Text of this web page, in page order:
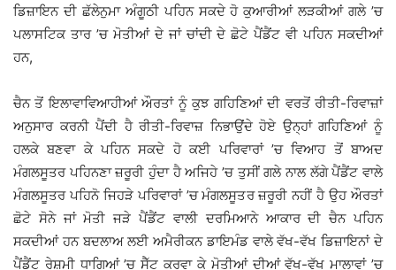
ਡਿਜ਼ਾਇਨ ਦੀ ਛੱਲੇਨੁਮਾ ਅੰਗੂਠੀ ਪਹਿਨ ਸਕਦੇ ਹੋ ਕੁਆਰੀਆਂ ਲੜਕੀਆਂ ਗਲੇ ’ਚ
ਪਲਾਸਟਿਕ ਤਾਰ ’ਚ ਮੋਤੀਆਂ ਦੇ ਜਾਂ ਚਾਂਦੀ ਦੇ ਛੋਟੇ ਪੈਂਡੈਂਟ ਵੀ ਪਹਿਨ ਸਕਦੀਆਂ
ਹਨ,
ਚੈਨ ਤੋਂ ਇਲਾਵਾਵਿਆਹੀਆਂ ਔਰਤਾਂ ਨੂੰ ਕੁਝ ਗਹਿਣਿਆਂ ਦੀ ਵਰਤੋਂ ਰੀਤੀ-ਰਿਵਾਜ਼ਾਂ
ਅਨੁਸਾਰ ਕਰਨੀ ਪੈਂਦੀ ਹੈ ਰੀਤੀ-ਰਿਵਾਜ਼ ਨਿਭਾਉਂਦੇ ਹੋਏ ਉਨ੍ਹਾਂ ਗਹਿਣਿਆਂ ਨੂੰ
ਹਲਕੇ ਬਣਵਾ ਕੇ ਪਹਿਨ ਸਕਦੇ ਹੋ ਕਈ ਪਰਿਵਾਰਾਂ ’ਚ ਵਿਆਹ ਤੋਂ ਬਾਅਦ
ਮੰਗਲਸੂਤਰ ਪਹਿਨਣਾ ਜ਼ਰੂਰੀ ਹੁੰਦਾ ਹੈ ਅਜਿਹੇ ’ਚ ਤੁਸੀਂ ਗਲੇ ਨਾਲ ਲੱਗੇ ਪੈਂਡੈਂਟ ਵਾਲੇ
ਮੰਗਲਸੂਤਰ ਪਹਿਨੋ ਜਿਹੜੇ ਪਰਿਵਾਰਾਂ ’ਚ ਮੰਗਲਸੂਤਰ ਜ਼ਰੂਰੀ ਨਹੀਂ ਹੈ ਉਹ ਔਰਤਾਂ
ਛੋਟੇ ਸੋਨੇ ਜਾਂ ਮੋਤੀ ਜੜੇ ਪੈਂਡੈਂਟ ਵਾਲੀ ਦਰਮਿਆਨੇ ਆਕਾਰ ਦੀ ਚੈਨ ਪਹਿਨ
ਸਕਦੀਆਂ ਹਨ ਬਦਲਾਅ ਲਈ ਅਮੈਰੀਕਨ ਡਾਇਮੰਡ ਵਾਲੇ ਵੱਖ-ਵੱਖ ਡਿਜ਼ਾਇਨਾਂ ਦੇ
ਪੈਂਡੈਂਟ ਰੇਸ਼ਮੀ ਧਾਗਿਆਂ ’ਚ ਸੈੱਟ ਕਰਵਾ ਕੇ ਮੋਤੀਆਂ ਦੀਆਂ ਵੱਖ-ਵੱਖ ਮਾਲਾਵਾਂ ’ਚ